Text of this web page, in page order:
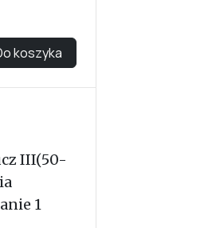
koszyka
III(50-
1